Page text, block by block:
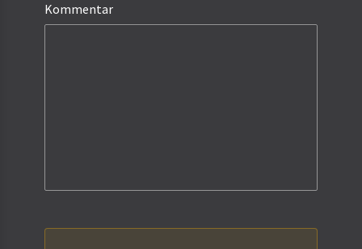
Kommentar